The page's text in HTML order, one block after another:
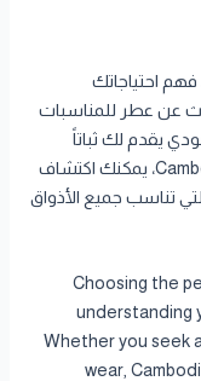
احتياجاتك
عن عطر للمناسبات
يقدم لك ثباتاً
استثنائياً وفخامة لا تضاهى. مع Cambodia Al Oud، يمكنك اكتشاف
تناسب جميع الأذواق
Choosing the
understanding
Whether you seek
wear,